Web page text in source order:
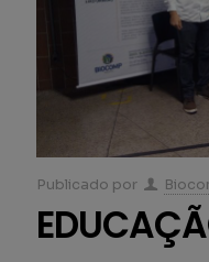
Publicado por